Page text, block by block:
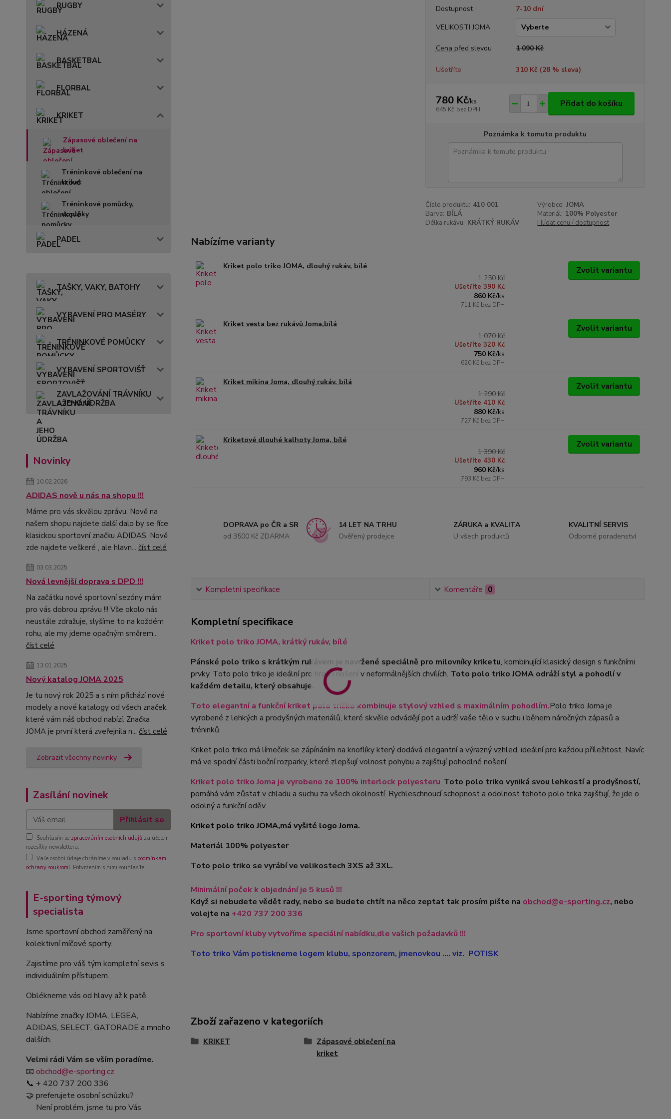
RUGBY
HÁZENÁ
BASKETBAL
FLORBAL
KRIKET
Zápasové oblečení na
kriket
Tréninkové oblečení na
kriket
Tréninkové pomůcky,
doplňky
PADEL
TAŠKY, VAKY, BATOHY
VYBAVENÍ PRO MASÉRY
TRÉNINKOVÉ POMŮCKY
VYBAVENÍ SPORTOVIŠŤ
ZAVLAŽOVÁNÍ TRÁVNÍKU
A JEHO ÚDRŽBA
Novinky
10.02.2026
ADIDAS nově u nás na shopu !!!
Máme pro vás skvělou zprávu. Nově na
našem shopu najdete další dalo by se říce
klasickou sportovní značku ADIDAS. Nově
zde najdete veškeré , ale hlavn... číst celé
03.03.2025
Nová levnější doprava s DPD !!!
Na začátku nové sportovní sezóny mám
pro vás dobrou zprávu !!! Vše okolo nás
neustále zdražuje, slyšíme to na koždém
rohu, ale my jdeme opačným směrem...
číst celé
13.01.2025
Nový katalog JOMA 2025
Je tu nový rok 2025 a s ním přichází nové
modely a nové katalogy od všech značek,
které vám náš obchod nabízí. Značka
JOMA je první která zveřejnila n... číst celé
Zobrazit všechny novinky
Zasílání novinek
Přihlásit se
Souhlasím se zpracováním osobních údajů za účelem
rozesílky newsletteru.
Vaše osobní údaje chráníme v souladu s podmínkami
ochrany soukromí. Potvrzením s nimi souhlasíte.
E-sporting týmový
specialista
Jsme sportovní obchod zaměřený na
kolektivní míčové sporty.
Zajistíme pro váš tým kompletní sevis s
individuálním přístupem.
Oblékneme vás od hlavy až k patě.
Nabízíme značky JOMA, LEGEA,
ADIDAS, SELECT, GATORADE a mnoho
dalších.
Velmi rádi Vám se vším poradíme.
📧 obchod@e-sporting.cz
📞 + 420 737 200 336
🤝 preferujete osobní schůzku?
Není problém, jsme tu pro Vás
Dostupnost
7-10 dní
VELIKOSTI JOMA
Cena před slevou 1 090 Kč
Ušetříte 310 Kč (28% sleva)
780 Kč/ks
645 Kč bez DPH
Přidat do košíku
Poznámka k tomuto produktu
Číslo produktu: 410 001 Výrobce: JOMA
Barva: BÍLÁ Materiál: 100% Polyester
Délka rukávu: KRÁTKÝ RUKÁV Hlídat cenu / dostupnost
Nabízíme varianty
Kriket polo triko JOMA, dlouhý rukáv, bílé
1 250 Kč
Ušetříte 390 Kč
860 Kč/ks
711 Kč bez DPH
Zvolit variantu
Kriket vesta bez rukávů Joma,bílá
1 070 Kč
Ušetříte 320 Kč
750 Kč/ks
620 Kč bez DPH
Zvolit variantu
Kriket mikina Joma, dlouhý rukáv, bílá
1 290 Kč
Ušetříte 410 Kč
880 Kč/ks
727 Kč bez DPH
Zvolit variantu
Kriketové dlouhé kalhoty Joma, bílé
1 390 Kč
Ušetříte 430 Kč
960 Kč/ks
793 Kč bez DPH
Zvolit variantu
DOPRAVA po ČR a SR
od 3500 Kč ZDARMA
14 LET NA TRHU
Ověřený prodejce
ZÁRUKA a KVALITA
U všech produktů
KVALITNÍ SERVIS
Odborné poradenství
Kompletní specifikace Komentáře 0
Kompletní specifikace
Kriket polo triko JOMA, krátký rukáv, bílé
Pánské polo triko s krátkým rukávem je navržené speciálně pro milovníky kriketu, kombinující klasický design s funkčními
prvky. Toto polo triko je ideální pro hraní i nošení v neformálnějších chvílích. Toto polo triko JOMA odráží styl a pohodlí v
každém detailu, který obsahuje.
Toto elegantní a funkční kriket polo tričko kombinuje stylový vzhled s maximálním pohodlím.Polo triko Joma je
vyrobené z lehkých a prodyšných materiálů, které skvěle odvádějí pot a udrží vaše tělo v suchu i během náročných zápasů a
tréninků.
Kriket polo triko má límeček se zápínáním na knoflíky který dodává elegantní a výrazný vzhled, ideální pro každou příležitost. Navíc
má ve spodní části boční rozparky, které zlepšují volnost pohybu a zajišťují pohodlné nošení.
Kriket polo triko Joma je vyrobeno ze 100% interlock polyesteru. Toto polo triko vyniká svou lehkostí a prodyšností,
pomáhá vám zůstat v chladu a suchu za všech okolností. Rychleschnoucí schopnost a odolnost tohoto polo trika zajišťují, že jde o
odolný a funkční oděv.
Kriket polo triko JOMA,má vyšité logo Joma.
Materiál 100% polyester
Toto polo triko se vyrábí ve velikostech 3XS až 3XL.
Minimální poček k objednání je 5 kusů !!!
Když si nebudete vědět rady, nebo se budete chtít na něco zeptat tak prosím pište na obchod@e-sporting.cz, nebo
volejte na +420 737 200 336
Pro sportovní kluby vytvoříme speciální nabídku,dle vašich požadavků !!!
Toto triko Vám potiskneme logem klubu, sponzorem, jmenovkou .... viz. POTISK
Zboží zařazeno v kategoriích
KRIKET
Zápasové oblečení na
kriket